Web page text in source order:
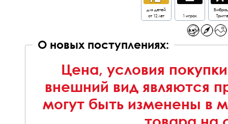
для детей
от 12 лет
1 игрок
О новых поступлениях:
Цена, условия
внешний вид являются
могут быть изменены в